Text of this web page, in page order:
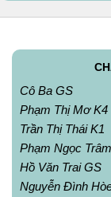
Cô Ba GS
Phạm Thị Mơ K4
Trần Thị Thái K1
Phạm Ngọc
Hồ Văn Trai GS
Nguyễn Đình